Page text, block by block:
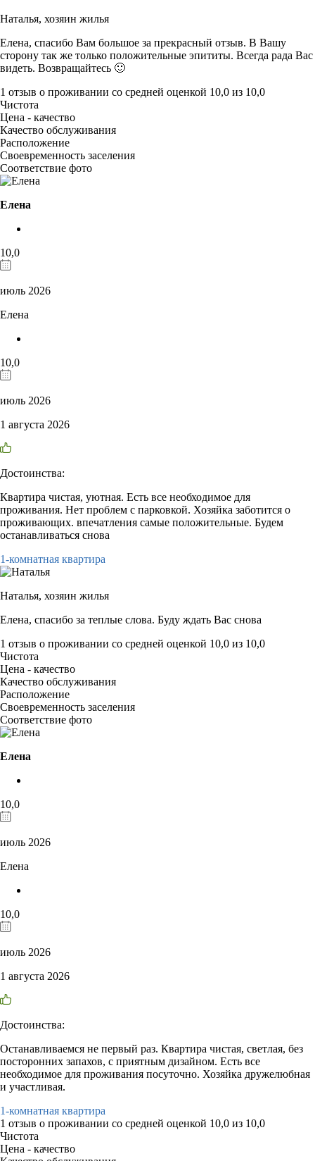
Наталья, хозяин жилья
Елена, спасибо Вам большое за прекрасный отзыв. В Вашу
сторону так же только положительные эпититы. Всегда рада Вас
видеть. Возвращайтесь 🙂
1 отзыв о проживании со средней оценкой 10,0 из 10,0
Чистота
Цена - качество
Качество обслуживания
Расположение
Своевременность заселения
Соответствие фото
Елена
10,0
июль 2026
Елена
10,0
июль 2026
1 августа 2026
Достоинства:
Квартира чистая, уютная. Есть все необходимое для
проживания. Нет проблем с парковкой. Хозяйка заботится о
проживающих. впечатления самые положительные. Будем
останавливаться снова
1-комнатная квартира
Наталья, хозяин жилья
Елена, спасибо за теплые слова. Буду ждать Вас снова
1 отзыв о проживании со средней оценкой 10,0 из 10,0
Чистота
Цена - качество
Качество обслуживания
Расположение
Своевременность заселения
Соответствие фото
Елена
10,0
июль 2026
Елена
10,0
июль 2026
1 августа 2026
Достоинства:
Останавливаемся не первый раз. Квартира чистая, светлая, без
посторонних запахов, с приятным дизайном. Есть все
необходимое для проживания посуточно. Хозяйка дружелюбная
и участливая.
1-комнатная квартира
1 отзыв о проживании со средней оценкой 10,0 из 10,0
Чистота
Цена - качество